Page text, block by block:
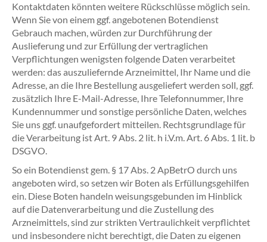
Kontaktdaten könnten weitere Rückschlüsse möglich sein.
Wenn Sie von einem ggf. angebotenen Botendienst
Gebrauch machen, würden zur Durchführung der
Auslieferung und zur Erfüllung der vertraglichen
Verpflichtungen wenigsten folgende Daten verarbeitet
werden: das auszuliefernde Arzneimittel, Ihr Name und die
Adresse, an die Ihre Bestellung ausgeliefert werden soll, ggf.
zusätzlich Ihre E-Mail-Adresse, Ihre Telefonnummer, Ihre
Kundennummer und sonstige persönliche Daten, welches
Sie uns ggf. unaufgefordert mitteilen. Rechtsgrundlage für
die Verarbeitung ist Art. 9 Abs. 2 lit. h i.V.m. Art. 6 Abs. 1 lit. b
DSGVO.
So ein Botendienst gem. § 17 Abs. 2 ApBetrO durch uns
angeboten wird, so setzen wir Boten als Erfüllungsgehilfen
ein. Diese Boten handeln weisungsgebunden im Hinblick
auf die Datenverarbeitung und die Zustellung des
Arzneimittels, sind zur strikten Vertraulichkeit verpflichtet
und insbesondere nicht berechtigt, die Daten zu eigenen